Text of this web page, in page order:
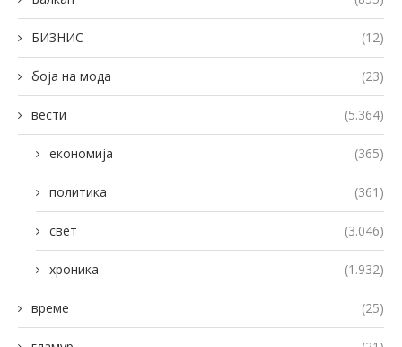
БИЗНИС (12)
боја на мода (23)
вести (5.364)
економија (365)
политика (361)
свет (3.046)
хроника (1.932)
време (25)